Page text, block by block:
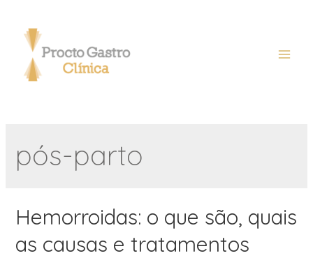
pós-parto
Hemorroidas: o que são, quais
as causas e tratamentos